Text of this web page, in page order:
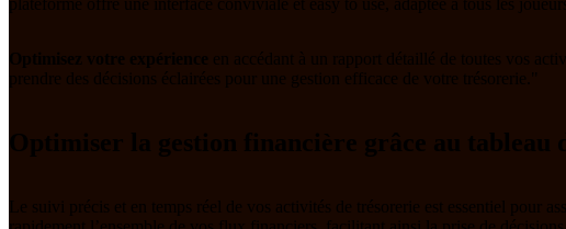
plateforme offre une interface conviviale et easy to use, adaptée à tous les
Optimisez votre expérience en accédant à un rapport détaillé de toutes vos
prendre des décisions éclairées pour une gestion efficace de votre trésorerie."
Optimiser la gestion financière grâce au tableau
Le suivi précis et en temps réel de vos activités de trésorerie est essentiel pour